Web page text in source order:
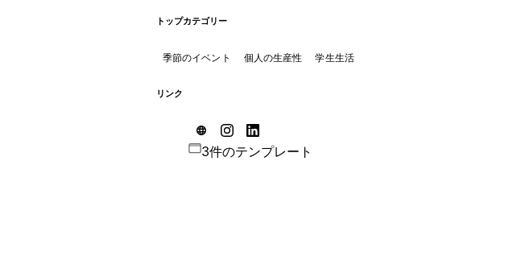
トップカテゴリー
季節のイベント 個人の生産性 学生生活
リンク
3件のテンプレート